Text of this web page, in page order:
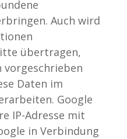
Auch wird
übertragen,
vorgeschrieben
Daten im
Google
IP-Adresse mit
in Verbindung